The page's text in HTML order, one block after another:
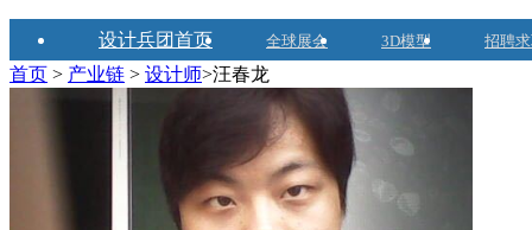
设计兵团首页 全球展会 3D模型 招聘
首页 > 产业链 > 设计师>汪春龙